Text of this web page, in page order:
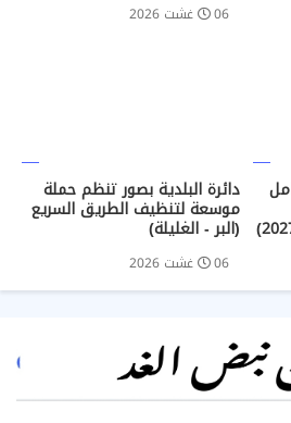
06 غشت 2026
دائرة البلدية بصور تنظم حملة
موسعة لتنظيف الطريق السريع
(البر - الغليلة)
06 غشت 2026